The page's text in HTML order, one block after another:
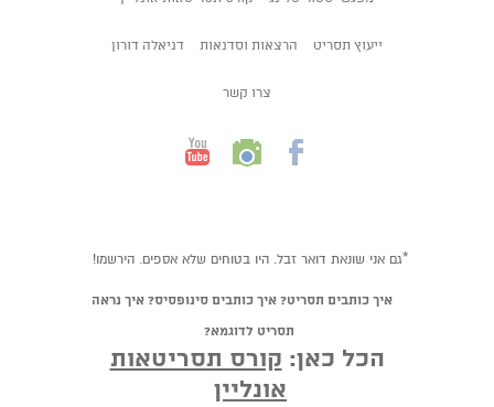
ייעוץ תסריט הרצאות וסדנאות דניאלה דורון
צרו קשר
*גם אני שונאת דואר זבל. היו בטוחים שלא אספים. הירשמו!
איך כותבים תסריט? איך כותבים סינופסיס? איך נראה
תסריט לדוגמא?
הכל כאן: קורס תסריטאות
אונליין